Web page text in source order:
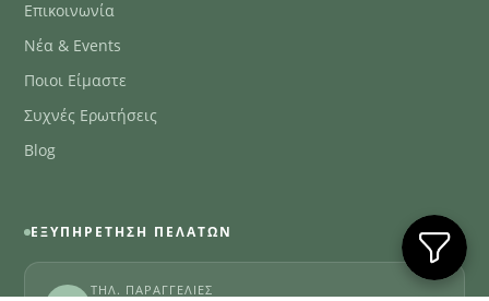
Επικοινωνία
Νέα & Events
Ποιοι Είμαστε
Συχνές Ερωτήσεις
Blog
ΕΞΥΠΗΡΈΤΗΣΗ ΠΕΛΑΤΏΝ
ΤΗΛ. ΠΑΡΑΓΓΕΛΊΕΣ